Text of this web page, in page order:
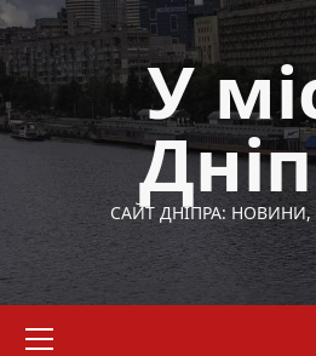
Перейти
до
вмісту
У
САЙТ ДНІПРА: НОВИНИ,
меню